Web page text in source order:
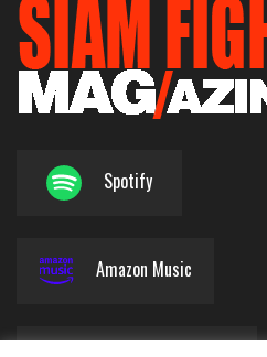
Spotify
Amazon Music